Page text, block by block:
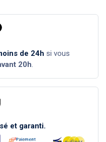
de 24h si vous
20h.
et garanti.